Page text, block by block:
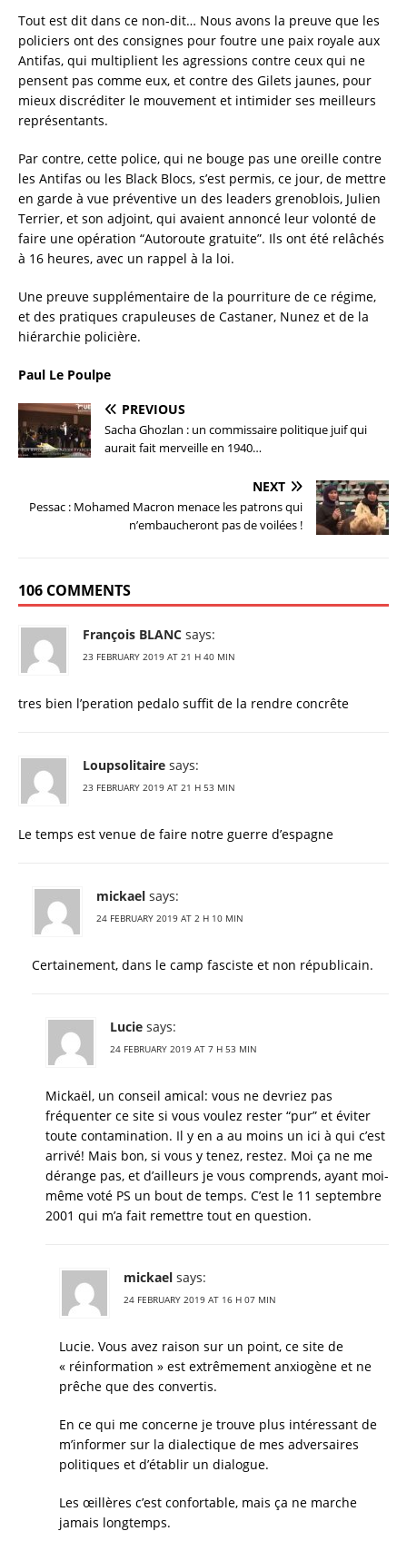
Tout est dit dans ce non-dit… Nous avons la preuve que les
policiers ont des consignes pour foutre une paix royale aux
Antifas, qui multiplient les agressions contre ceux qui ne
pensent pas comme eux, et contre des Gilets jaunes, pour
mieux discréditer le mouvement et intimider ses meilleurs
représentants.
Par contre, cette police, qui ne bouge pas une oreille contre
les Antifas ou les Black Blocs, s’est permis, ce jour, de mettre
en garde à vue préventive un des leaders grenoblois, Julien
Terrier, et son adjoint, qui avaient annoncé leur volonté de
faire une opération “Autoroute gratuite”. Ils ont été relâchés
à 16 heures, avec un rappel à la loi.
Une preuve supplémentaire de la pourriture de ce régime,
et des pratiques crapuleuses de Castaner, Nunez et de la
hiérarchie policière.
Paul Le Poulpe
PREVIOUS
Sacha Ghozlan : un commissaire politique juif qui
aurait fait merveille en 1940…
NEXT
Pessac : Mohamed Macron menace les patrons qui
n’embaucheront pas de voilées !
106 COMMENTS
François BLANC says:
23 FEBRUARY 2019 AT 21 H 40 MIN
tres bien l’peration pedalo suffit de la rendre concrête
Loupsolitaire says:
23 FEBRUARY 2019 AT 21 H 53 MIN
Le temps est venue de faire notre guerre d’espagne
mickael says:
24 FEBRUARY 2019 AT 2 H 10 MIN
Certainement, dans le camp fasciste et non républicain.
Lucie says:
24 FEBRUARY 2019 AT 7 H 53 MIN
Mickaël, un conseil amical: vous ne devriez pas
fréquenter ce site si vous voulez rester “pur” et éviter
toute contamination. Il y en a au moins un ici à qui c’est
arrivé! Mais bon, si vous y tenez, restez. Moi ça ne me
dérange pas, et d’ailleurs je vous comprends, ayant moi-
même voté PS un bout de temps. C’est le 11 septembre
2001 qui m’a fait remettre tout en question.
mickael says:
24 FEBRUARY 2019 AT 16 H 07 MIN
Lucie. Vous avez raison sur un point, ce site de
« réinformation » est extrêmement anxiogène et ne
prêche que des convertis.
En ce qui me concerne je trouve plus intéressant de
m’informer sur la dialectique de mes adversaires
politiques et d’établir un dialogue.
Les œillères c’est confortable, mais ça ne marche
jamais longtemps.